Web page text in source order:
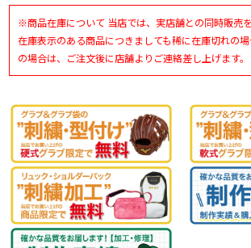
※商品在庫について 当店では、実店舗との同時販売を
在庫表示のある商品につきましても稀に在庫切れの
の場合は、ご注文後に店舗よりご連絡差し上げます。